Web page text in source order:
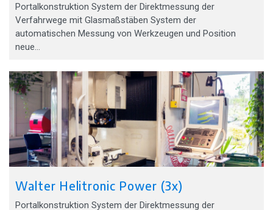
Portalkonstruktion System der Direktmessung der
Verfahrwege mit Glasmaßstäben System der
automatischen Messung von Werkzeugen und Position
neue…
Walter Helitronic Power (3x)
Portalkonstruktion System der Direktmessung der